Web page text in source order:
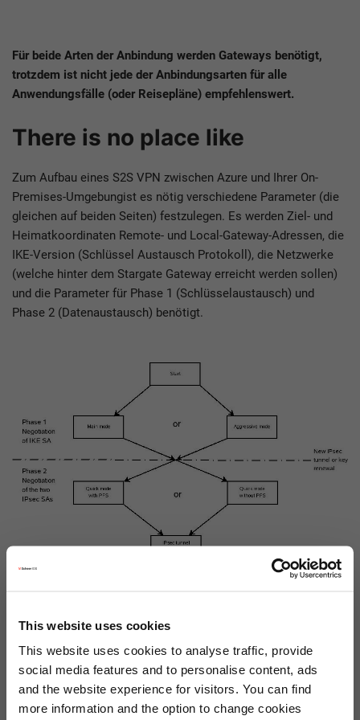
This website uses cookies
This website uses cookies to analyse traffic, provide
social media features and to personalise content, ads
and the website experience for visitors. You can find
more information and the option to change cookies
Für beide Arten der Anbindung werden Gateways benötigt,
trotzdem ist nicht jede der Anbindungsarten für alle
Anwendungsfälle (oder Reisepläne) empfehlenswert.
There is no place like
Zum Aufbau eines S2S VPN zwischen Azure und Ihrer On-
Premises-Umgebungist es nötig verschiedene Parameter (die
gleichen auf beiden Seiten) festzulegen. Es werden Ziel- und
Heimatkoordinaten Remote- und Local-Gateway-Adressen, die
IKE-Version (Schlüssel Austausch Protokoll), die Netzwerke
(welche hinter dem Stargate Gateway erreicht werden sollen)
und die Parameter für Phase 1 (Schlüsselaustausch) und
Phase 2 (Datenaustausch) benötigt.
Sichere (verschlüsselte) Verbindung (moderne
Algorithmen wählbar)